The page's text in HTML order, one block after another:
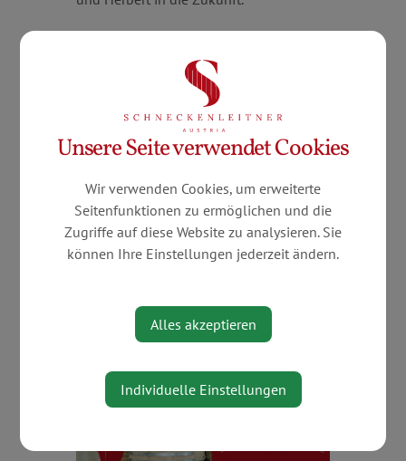
Und so schauen wir bewusst nach vorne,
Verantwortung, der wir uns mit Freude
Unsere Seite verwendet Cookies
Wir verwenden Cookies, um erweiterte
Seitenfunktionen zu ermöglichen und die
Zugriffe auf diese Website zu analysieren. Sie
können Ihre Einstellungen jederzeit ändern.
Alles akzeptieren
Individuelle Einstellungen